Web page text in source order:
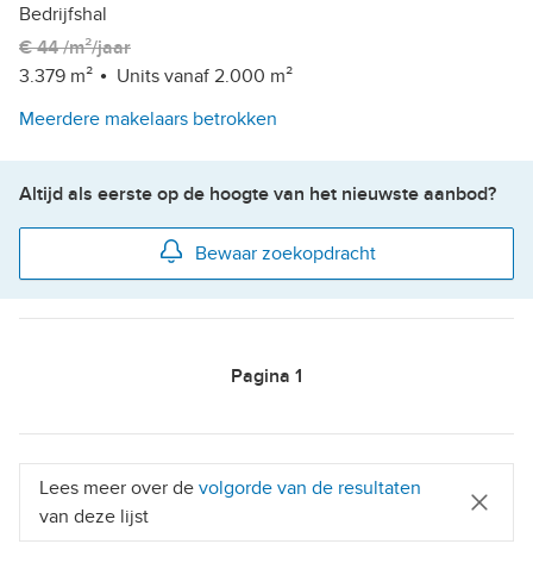
Bedrijfshal
€ 44 /m²/jaar
3.379 m²
Units vanaf 2.000 m²
Meerdere makelaars betrokken
Altijd als eerste op de hoogte van het nieuwste aanbod?
Bewaar zoekopdracht
Pagina 1
Lees meer over de volgorde van de resultaten
van deze lijst